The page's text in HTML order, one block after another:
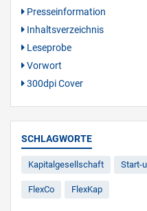
Presseinformation
Inhaltsverzeichnis
Leseprobe
Vorwort
300dpi Cover
SCHLAGWORTE
Kapitalgesellschaft Start-
FlexCo FlexKap